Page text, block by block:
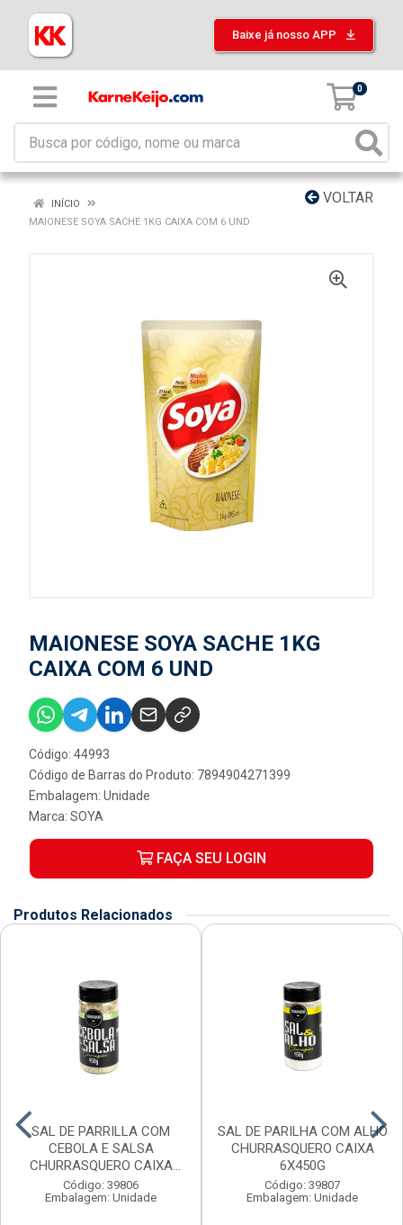
Baixe já nosso APP
0
VOLTAR
INÍCIO
MAIONESE SOYA SACHE 1KG CAIXA COM 6 UND
MAIONESE SOYA SACHE 1KG
CAIXA COM 6 UND
Código: 44993
Código de Barras do Produto: 7894904271399
Embalagem: Unidade
Marca: SOYA
FAÇA SEU LOGIN
Produtos Relacionados
SAL DE PARRILLA COM
CEBOLA E SALSA
CHURRASQUERO CAIXA
6X450G
Código: 39806
Embalagem: Unidade
SAL DE PARILHA COM ALHO
CHURRASQUERO CAIXA
6X450G
Código: 39807
Embalagem: Unidade